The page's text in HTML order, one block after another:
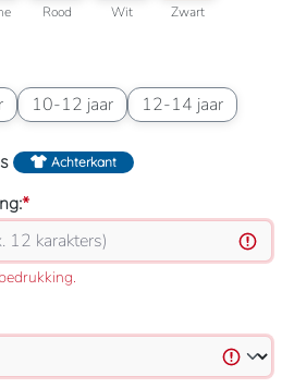
Rood Wit Zwart
10 jaar
10-12 jaar
Maatoptie: 10-12 jaar12-14 jaar
Maatoptie: 12-14 jaar
Achterkant
*